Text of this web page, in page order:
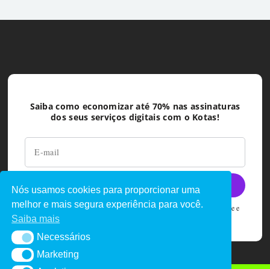
Saiba como economizar até 70% nas assinaturas
dos seus serviços digitais com o Kotas!
Ao deixar seu e-mail você concorda com as políticas de privacidade e
Nós usamos cookies para proporcionar uma
melhor e mais segura experiência para você.
Saiba mais
NecessáriosNecessários
MarketingMarketing